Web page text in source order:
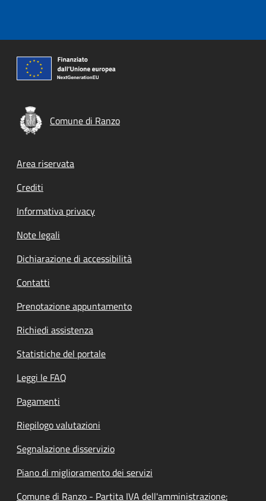
Comune di Ranzo
Footer menu
Area riservata
Crediti
Informativa privacy
Note legali
Dichiarazione di accessibilità
Contatti
Prenotazione appuntamento
Richiedi assistenza
Statistiche del portale
Leggi le FAQ
Pagamenti
Riepilogo valutazioni
Segnalazione disservizio
Piano di miglioramento dei servizi
Comune di Ranzo - Partita IVA dell'amministrazione: